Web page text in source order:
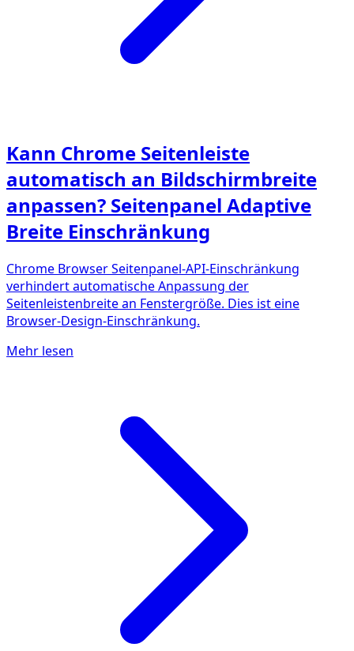
Kann Chrome Seitenleiste
automatisch an Bildschirmbreite
anpassen? Seitenpanel Adaptive
Breite Einschränkung
Chrome Browser Seitenpanel-API-Einschränkung
verhindert automatische Anpassung der
Seitenleistenbreite an Fenstergröße. Dies ist eine
Browser-Design-Einschränkung.
Mehr lesen